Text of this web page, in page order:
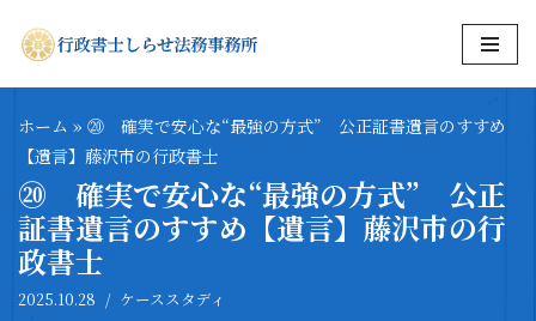
コ
ン
テ
ン
ツ
へ
ス
キ
ッ
ホーム » ⑳ 確実で安心な“最強の方式” 公正証書遺言のすすめ
【遺言】藤沢市の行政書士
⑳ 確実で安心な“最強の方式” 公正
証書遺言のすすめ【遺言】藤沢市の行
政書士
2025.10.28 ケーススタディ